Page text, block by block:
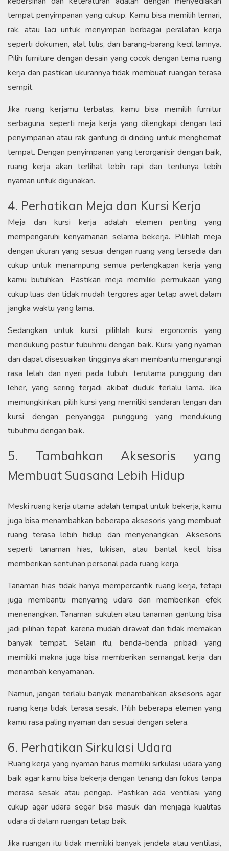
tempat penyimpanan yang cukup. Kamu bisa memilih lemari,
rak, atau laci untuk menyimpan berbagai peralatan kerja
seperti dokumen, alat tulis, dan barang-barang kecil lainnya.
Pilih furniture dengan desain yang cocok dengan tema ruang
kerja dan pastikan ukurannya tidak membuat ruangan terasa
sempit.
Jika ruang kerjamu terbatas, kamu bisa memilih furnitur
serbaguna, seperti meja kerja yang dilengkapi dengan laci
penyimpanan atau rak gantung di dinding untuk menghemat
tempat. Dengan penyimpanan yang terorganisir dengan baik,
ruang kerja akan terlihat lebih rapi dan tentunya lebih
nyaman untuk digunakan.
4. Perhatikan Meja dan Kursi Kerja
Meja dan kursi kerja adalah elemen penting yang
mempengaruhi kenyamanan selama bekerja. Pilihlah meja
dengan ukuran yang sesuai dengan ruang yang tersedia dan
cukup untuk menampung semua perlengkapan kerja yang
kamu butuhkan. Pastikan meja memiliki permukaan yang
cukup luas dan tidak mudah tergores agar tetap awet dalam
jangka waktu yang lama.
Sedangkan untuk kursi, pilihlah kursi ergonomis yang
mendukung postur tubuhmu dengan baik. Kursi yang nyaman
dan dapat disesuaikan tingginya akan membantu mengurangi
rasa lelah dan nyeri pada tubuh, terutama punggung dan
leher, yang sering terjadi akibat duduk terlalu lama. Jika
memungkinkan, pilih kursi yang memiliki sandaran lengan dan
kursi dengan penyangga punggung yang mendukung
tubuhmu dengan baik.
5. Tambahkan Aksesoris yang
Membuat Suasana Lebih Hidup
Meski ruang kerja utama adalah tempat untuk bekerja, kamu
juga bisa menambahkan beberapa aksesoris yang membuat
ruang terasa lebih hidup dan menyenangkan. Aksesoris
seperti tanaman hias, lukisan, atau bantal kecil bisa
memberikan sentuhan personal pada ruang kerja.
Tanaman hias tidak hanya mempercantik ruang kerja, tetapi
juga membantu menyaring udara dan memberikan efek
menenangkan. Tanaman sukulen atau tanaman gantung bisa
jadi pilihan tepat, karena mudah dirawat dan tidak memakan
banyak tempat. Selain itu, benda-benda pribadi yang
memiliki makna juga bisa memberikan semangat kerja dan
menambah kenyamanan.
Namun, jangan terlalu banyak menambahkan aksesoris agar
ruang kerja tidak terasa sesak. Pilih beberapa elemen yang
kamu rasa paling nyaman dan sesuai dengan selera.
6. Perhatikan Sirkulasi Udara
Ruang kerja yang nyaman harus memiliki sirkulasi udara yang
baik agar kamu bisa bekerja dengan tenang dan fokus tanpa
merasa sesak atau pengap. Pastikan ada ventilasi yang
cukup agar udara segar bisa masuk dan menjaga kualitas
udara di dalam ruangan tetap baik.
Jika ruangan itu tidak memiliki banyak jendela atau ventilasi,